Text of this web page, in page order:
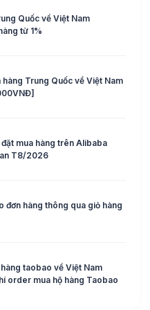
Quốc về Việt Nam
từ 1%
hàng Trung Quốc về Việt Nam
mua hàng trên Alibaba
T8/2026
đơn hàng thông qua giỏ hàng
taobao về Việt Nam
order mua hộ hàng Taobao